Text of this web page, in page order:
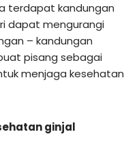
terdapat kandungan
dapat mengurangi
– kandungan
pisang sebagai
menjaga kesehatan
ginjal